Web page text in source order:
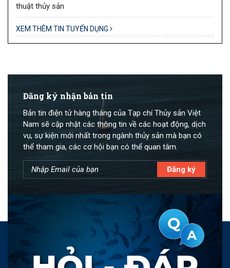
thuật thủy sản
XEM THÊM TIN TUYỂN DỤNG
Đăng ký nhận bản tin
Bản tin điện tử hàng tháng của Tạp chí Thủy sản Việt
Nam sẽ cập nhật các thông tin về các hoạt động, dịch
vụ, sự kiện mới nhất trong ngành thủy sản mà bạn có
thể tham gia, các cơ hội bạn có thể quan tâm.